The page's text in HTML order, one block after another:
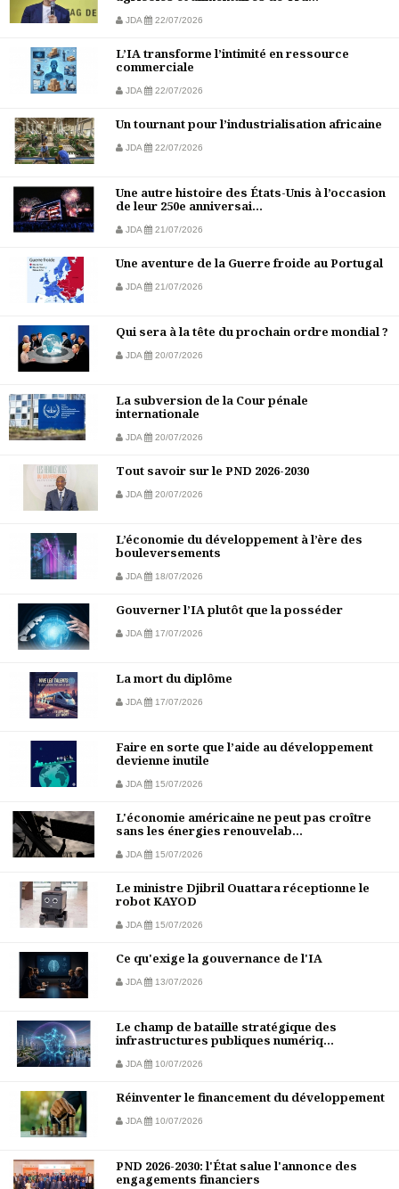
JDA 22/07/2026
L’IA transforme l’intimité en ressource
commerciale
JDA 22/07/2026
Un tournant pour l’industrialisation africaine
JDA 22/07/2026
Une autre histoire des États-Unis à l’occasion
de leur 250e anniversai...
JDA 21/07/2026
Une aventure de la Guerre froide au Portugal
JDA 21/07/2026
Qui sera à la tête du prochain ordre mondial ?
JDA 20/07/2026
La subversion de la Cour pénale
internationale
JDA 20/07/2026
Tout savoir sur le PND 2026-2030
JDA 20/07/2026
L’économie du développement à l’ère des
bouleversements
JDA 18/07/2026
Gouverner l’IA plutôt que la posséder
JDA 17/07/2026
La mort du diplôme
JDA 17/07/2026
Faire en sorte que l’aide au développement
devienne inutile
JDA 15/07/2026
L'économie américaine ne peut pas croître
sans les énergies renouvelab...
JDA 15/07/2026
Le ministre Djibril Ouattara réceptionne le
robot KAYOD
JDA 15/07/2026
Ce qu'exige la gouvernance de l'IA
JDA 13/07/2026
Le champ de bataille stratégique des
infrastructures publiques numériq...
JDA 10/07/2026
Réinventer le financement du développement
JDA 10/07/2026
PND 2026-2030: l'État salue l'annonce des
engagements financiers